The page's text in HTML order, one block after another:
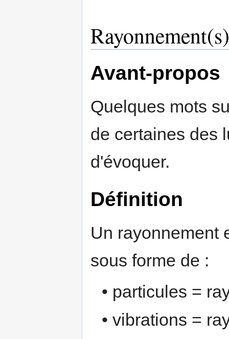
Rayonnement(s)
Avant-propos
Quelques mots
de certaines des
d'évoquer.
Définition
Un rayonnement
sous forme de :
• particules =
• vibrations =